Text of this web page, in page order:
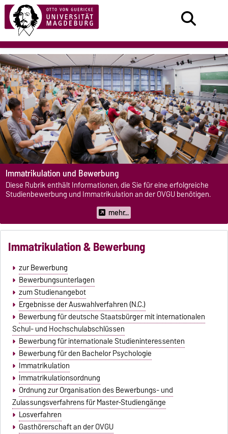
Immatrikulation und Bewerbung
Diese Rubrik enthält Informationen, die Sie für eine erfolgreiche
Studienbewerbung und Immatrikulation an der OVGU benötigen.
mehr...
Immatrikulation & Bewerbung
zur Bewerbung
Bewerbungsunterlagen
zum Studienangebot
Ergebnisse der Auswahlverfahren (N.C.)
Bewerbung für deutsche Staatsbürger mit internationalen
Schul- und Hochschulabschlüssen
Bewerbung für internationale Studieninteressenten
Bewerbung für den Bachelor Psychologie
Immatrikulation
Immatrikulationsordnung
Ordnung zur Organisation des Bewerbungs- und
Zulassungsverfahrens für Master-Studiengänge
Losverfahren
Gasthörerschaft an der OVGU